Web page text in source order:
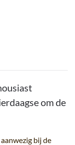
om de
bij de